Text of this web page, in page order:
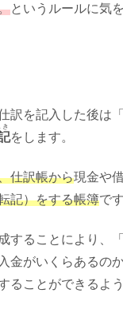
というルールに気
訳を記入した後は「
をします。
仕訳帳から現金や
記）をする帳簿です
することにより、
金がいくらあるの
ることができるよ